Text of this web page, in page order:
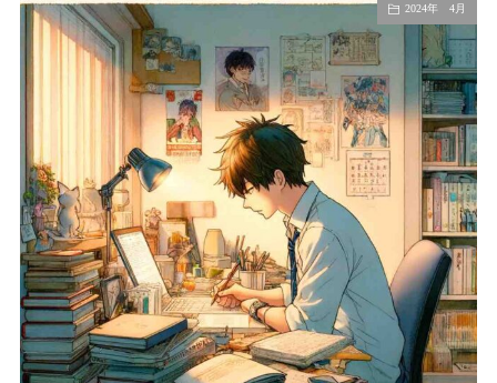
2024年 4月